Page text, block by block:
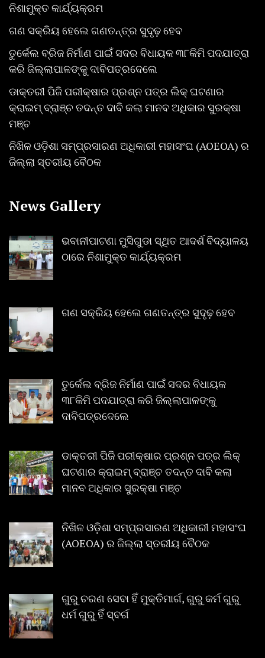
ନିଶାମୁକ୍ତ କାର୍ଯ୍ୟକ୍ରମ
ଗଣ ସକ୍ରିୟ ହେଲେ ଗଣତନ୍ତ୍ର ସୁଦୃଢ଼ ହେବ
ତୁର୍କେଲ ବ୍ରିଜ ନିର୍ମାଣ ପାଇଁ ସଦର ବିଧାୟକ ୩୮କିମି ପଦଯାତ୍ରା
କରି ଜିଲ୍ଲାପାଳଙ୍କୁ ଦାବିପତ୍ରଦେଲେ
ଡାକ୍ତରୀ ପିଜି ପରୀକ୍ଷାର ପ୍ରଶ୍ନ ପତ୍ର ଲିକ୍ ଘଟଣାର
କ୍ରାଇମ୍ ବ୍ରାଞ୍ଚ ତଦନ୍ତ ଦାବି କଲା ମାନବ ଅଧିକାର ସୁରକ୍ଷା
ମଞ୍ଚ
ନିଖିଳ ଓଡ଼ିଶା ସମ୍ପ୍ରସାରଣ ଅଧିକାରୀ ମହାସଂଘ (AOEOA) ର
ଜିଲ୍ଲା ସ୍ତରୀୟ ବୈଠକ
News Gallery
ଭବାନୀପାଟଣା ମୁସିଗୁଡା ସ୍ଥିତ ଆଦର୍ଶ ବିଦ୍ୟାଳୟ
ଠାରେ ନିଶାମୁକ୍ତ କାର୍ଯ୍ୟକ୍ରମ
ଗଣ ସକ୍ରିୟ ହେଲେ ଗଣତନ୍ତ୍ର ସୁଦୃଢ଼ ହେବ
ତୁର୍କେଲ ବ୍ରିଜ ନିର୍ମାଣ ପାଇଁ ସଦର ବିଧାୟକ
୩୮କିମି ପଦଯାତ୍ରା କରି ଜିଲ୍ଲାପାଳଙ୍କୁ
ଦାବିପତ୍ରଦେଲେ
ଡାକ୍ତରୀ ପିଜି ପରୀକ୍ଷାର ପ୍ରଶ୍ନ ପତ୍ର ଲିକ୍
ଘଟଣାର କ୍ରାଇମ୍ ବ୍ରାଞ୍ଚ ତଦନ୍ତ ଦାବି କଲା
ମାନବ ଅଧିକାର ସୁରକ୍ଷା ମଞ୍ଚ
ନିଖିଳ ଓଡ଼ିଶା ସମ୍ପ୍ରସାରଣ ଅଧିକାରୀ ମହାସଂଘ
(AOEOA) ର ଜିଲ୍ଲା ସ୍ତରୀୟ ବୈଠକ
ଗୁରୁ ଚରଣ ସେବା ହିଁ ମୁକ୍ତିମାର୍ଗ, ଗୁରୁ କର୍ମ ଗୁରୁ
ଧର୍ମ ଗୁରୁ ହିଁ ସ୍ବର୍ଗ